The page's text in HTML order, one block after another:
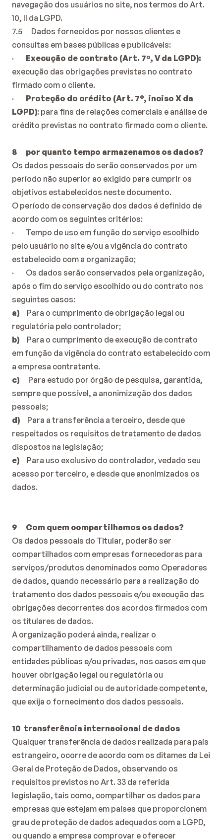
navegação dos usuários no site, nos termos do Art.
10, II da LGPD.
7.5      Dados fornecidos por nossos clientes e
consultas em bases públicas e publicáveis:
· Execução de contrato (Art. 7º, V da LGPD):
execução das obrigações previstas no contrato
firmado com o cliente.
· Proteção do crédito (Art. 7°, inciso X da
LGPD): para fins de relações comerciais e análise de
crédito previstas no contrato firmado com o cliente.
8      por quanto tempo armazenamos os dados?
Os dados pessoais do serão conservados por um
período não superior ao exigido para cumprir os
objetivos estabelecidos neste documento.
O período de conservação dos dados é definido de
acordo com os seguintes critérios:
·        Tempo de uso em função do serviço escolhido
pelo usuário no site e/ou a vigência do contrato
estabelecido com a organização;
·        Os dados serão conservados pela organização,
após o fim do serviço escolhido ou do contrato nos
seguintes casos:
a) Para o cumprimento de obrigação legal ou
regulatória pelo controlador;
b) Para o cumprimento de execução de contrato
em função da vigência do contrato estabelecido com
a empresa contratante.
c) Para estudo por órgão de pesquisa, garantida,
sempre que possível, a anonimização dos dados
pessoais;
d) Para a transferência a terceiro, desde que
respeitados os requisitos de tratamento de dados
dispostos na legislação;
e) Para uso exclusivo do controlador, vedado seu
acesso por terceiro, e desde que anonimizados os
dados.
9      Com quem compartilhamos os dados?
Os dados pessoais do Titular, poderão ser
compartilhados com empresas fornecedoras para
serviços/produtos denominados como Operadores
de dados, quando necessário para a realização do
tratamento dos dados pessoais e/ou execução das
obrigações decorrentes dos acordos firmados com
os titulares de dados.
A organização poderá ainda, realizar o
compartilhamento de dados pessoais com
entidades públicas e/ou privadas, nos casos em que
houver obrigação legal ou regulatória ou
determinação judicial ou de autoridade competente,
que exija o fornecimento dos dados pessoais.
10  transferência internacional de dados
Qualquer transferência de dados realizada para país
estrangeiro, ocorre de acordo com os ditames da Lei
Geral de Proteção de Dados, observando os
requisitos previstos no Art. 33 da referida
legislação, tais como, compartilhar os dados para
empresas que estejam em países que proporcionem
grau de proteção de dados adequados com a LGPD,
ou quando a empresa comprovar e oferecer